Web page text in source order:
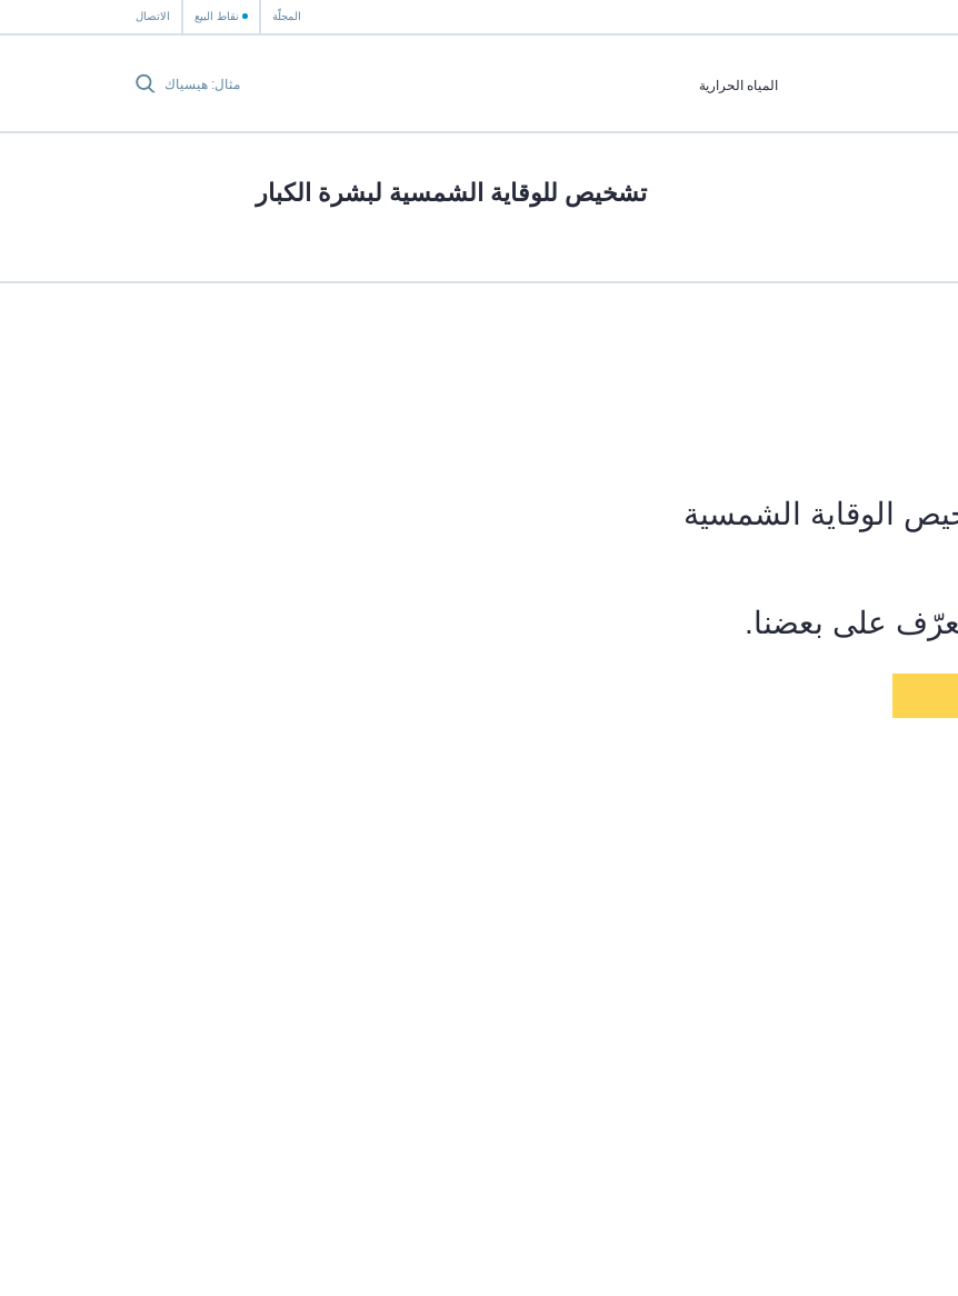
المجلّة نقاط البيع الاتصال
المياه الحرارية
تشخيص للوقاية الشمسية لبشرة الكبار
الوقاية الشمسية
على بعضنا.